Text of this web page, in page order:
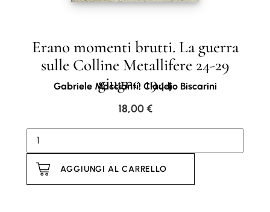
Erano momenti brutti. La guerra
sulle Colline Metallifere 24-29
giugno 1944
Gabriele Maccianti, Claudio Biscarini
18,00€
AGGIUNGI AL CARRELLO